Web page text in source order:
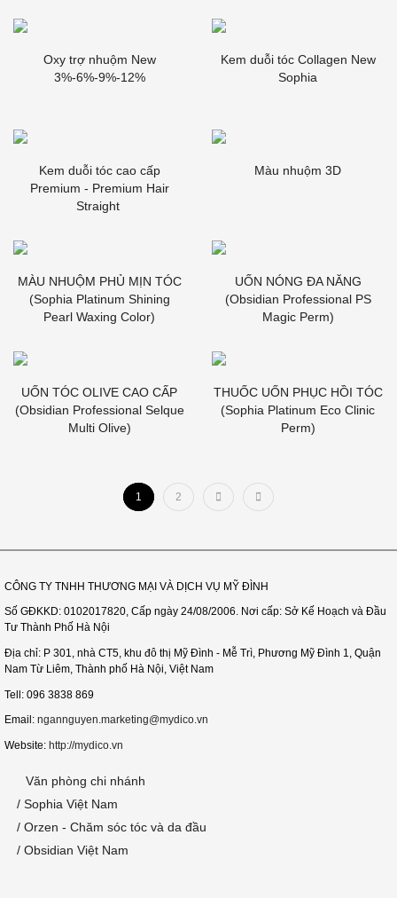
Oxy trợ nhuộm New
3%-6%-9%-12%
Kem duỗi tóc Collagen New
Sophia
Kem duỗi tóc cao cấp
Premium - Premium Hair
Straight
Màu nhuộm 3D
MÀU NHUỘM PHỦ MỊN TÓC
(Sophia Platinum Shining
Pearl Waxing Color)
UỐN NÓNG ĐA NĂNG
(Obsidian Professional PS
Magic Perm)
UỐN TÓC OLIVE CAO CẤP
(Obsidian Professional Selque
Multi Olive)
THUỐC UỐN PHỤC HỒI TÓC
(Sophia Platinum Eco Clinic
Perm)
1 2
CÔNG TY TNHH THƯƠNG MẠI VÀ DỊCH VỤ MỸ ĐÌNH
Số GĐKKD: 0102017820, Cấp ngày 24/08/2006. Nơi cấp: Sở Kế Hoạch và Đầu
Tư Thành Phố Hà Nội
Địa chỉ: P 301, nhà CT5, khu đô thị Mỹ Đình - Mễ Trì, Phương Mỹ Đình 1, Quận
Nam Từ Liêm, Thành phố Hà Nội, Việt Nam
Tell: 096 3838 869
Email: ngannguyen.marketing@mydico.vn
Website: http://mydico.vn
Văn phòng chi nhánh
/ Sophia Việt Nam
/ Orzen - Chăm sóc tóc và da đầu
/ Obsidian Việt Nam